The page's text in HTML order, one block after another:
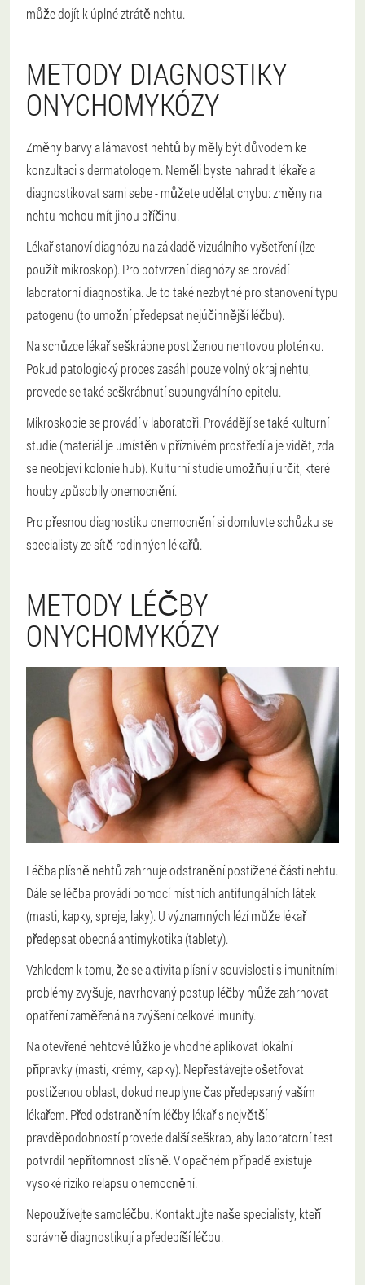
může dojít k úplné ztrátě nehtu.
METODY DIAGNOSTIKY
ONYCHOMYKÓZY
Změny barvy a lámavost nehtů by měly být důvodem ke
konzultaci s dermatologem. Neměli byste nahradit lékaře a
diagnostikovat sami sebe - můžete udělat chybu: změny na
nehtu mohou mít jinou příčinu.
Lékař stanoví diagnózu na základě vizuálního vyšetření (lze
použít mikroskop). Pro potvrzení diagnózy se provádí
laboratorní diagnostika. Je to také nezbytné pro stanovení typu
patogenu (to umožní předepsat nejúčinnější léčbu).
Na schůzce lékař seškrábne postiženou nehtovou ploténku.
Pokud patologický proces zasáhl pouze volný okraj nehtu,
provede se také seškrábnutí subungválního epitelu.
Mikroskopie se provádí v laboratoři. Provádějí se také kulturní
studie (materiál je umístěn v příznivém prostředí a je vidět, zda
se neobjeví kolonie hub). Kulturní studie umožňují určit, které
houby způsobily onemocnění.
Pro přesnou diagnostiku onemocnění si domluvte schůzku se
specialisty ze sítě rodinných lékařů.
METODY LÉČBY
ONYCHOMYKÓZY
Léčba plísně nehtů zahrnuje odstranění postižené části nehtu.
Dále se léčba provádí pomocí místních antifungálních látek
(masti, kapky, spreje, laky). U významných lézí může lékař
předepsat obecná antimykotika (tablety).
Vzhledem k tomu, že se aktivita plísní v souvislosti s imunitními
problémy zvyšuje, navrhovaný postup léčby může zahrnovat
opatření zaměřená na zvýšení celkové imunity.
Na otevřené nehtové lůžko je vhodné aplikovat lokální
přípravky (masti, krémy, kapky). Nepřestávejte ošetřovat
postiženou oblast, dokud neuplyne čas předepsaný vaším
lékařem. Před odstraněním léčby lékař s největší
pravděpodobností provede další seškrab, aby laboratorní test
potvrdil nepřítomnost plísně. V opačném případě existuje
vysoké riziko relapsu onemocnění.
Nepoužívejte samoléčbu. Kontaktujte naše specialisty, kteří
správně diagnostikují a předepíší léčbu.